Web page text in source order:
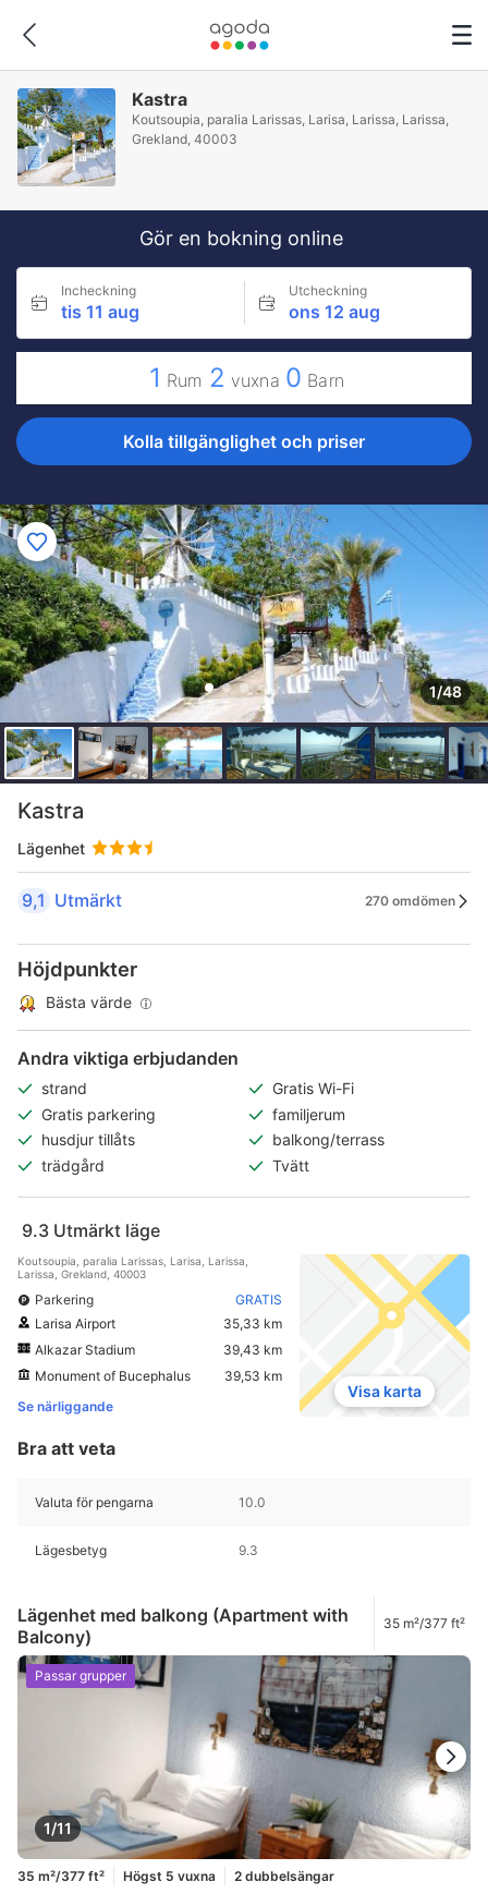
Kastra
Koutsoupia, paralia Larissas, Larisa, Larissa, Larissa,
Grekland, 40003
Gör en bokning online
Incheckning
tis 11 aug
Utcheckning
ons 12 aug
1 Rum 2 vuxna 0 Barn
Kolla tillgänglighet och priser
1/48
Kastra
Lägenhet
9,1 Utmärkt 270 omdömen
Höjdpunkter
Bästa värde
Andra viktiga erbjudanden
strand
Gratis Wi-Fi
Gratis parkering
familjerum
husdjur tillåts
balkong/terrass
trädgård
Tvätt
9.3 Utmärkt läge
Koutsoupia, paralia Larissas, Larisa, Larissa,
Larissa, Grekland, 40003
Parkering
GRATIS
Larisa Airport
35,33 km
Alkazar Stadium
39,43 km
Monument of Bucephalus
39,53 km
Se närliggande
Visa karta
Bra att veta
Valuta för pengarna 10.0
Lägesbetyg 9.3
Lägenhet med balkong (Apartment with
Balcony)
35 m²/377 ft²
1/11
Passar grupper
35 m²/377 ft² Högst 5 vuxna
2 dubbelsängar